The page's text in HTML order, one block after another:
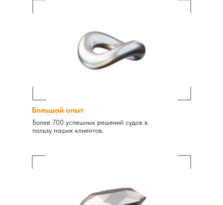
Большой опыт
Более 700 успешных решений судов в
пользу наших клиентов.